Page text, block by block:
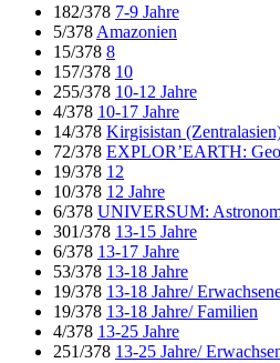
182/378 7-9 Jahre
5/378 Amazonien
15/378 8
157/378 10
255/378 10-12 Jahre
4/378 10-17 Jahre
14/378 Kirgisistan
72/378 EXPLOR’EARTH:
19/378 12
10/378 12 Jahre
6/378 UNIVERSUM:
301/378 13-15 Jahre
6/378 13-17 Jahre
53/378 13-18 Jahre
19/378 13-18 Jahre/
19/378 13-18 Jahre/ Familien
4/378 13-25 Jahre
251/378 13-25 Jahre/